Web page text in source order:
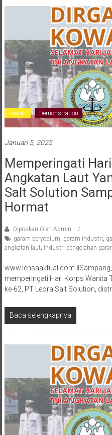
Dearah Demonstration
Januari 5, 2025
Memperingati
Angkatan Laut
Salt Solution
Hormat
Diposkan Oleh:Admin
garam beryodium, garam industri,
angkatan laut, industri pengolahan
memperingati Hari Korps Wanita
ke-62, PT Leora Salt Solution,
Baca selengkapnya